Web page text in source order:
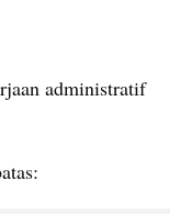
administratif